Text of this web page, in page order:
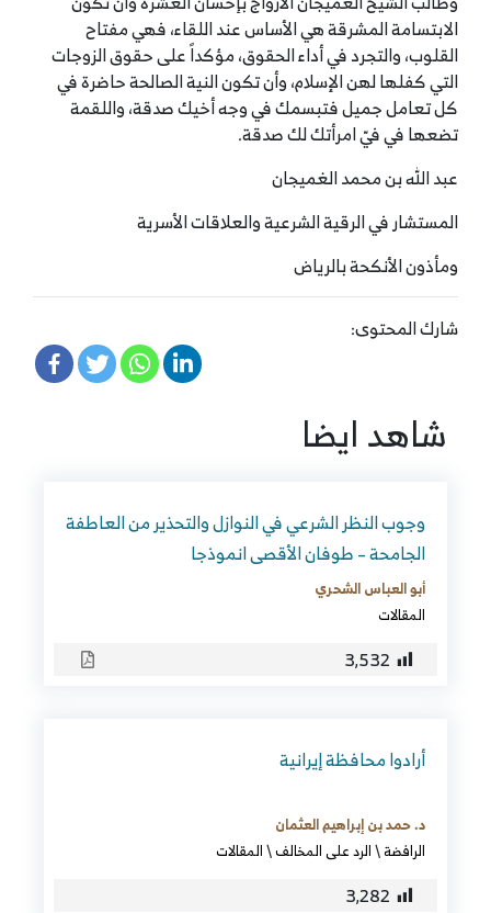
الابتسامة المشرقة هي الأساس عند اللقاء، فهي مفتاح
القلوب، والتجرد في أداء الحقوق، مؤكداً على حقوق الزوجات
التي كفلها لهن الإسلام، وأن تكون النية الصالحة حاضرة في
كل تعامل جميل فتبسمك في وجه أخيك صدقة، واللقمة
تضعها في فيّ امرأتك لك صدقة.
عبد الله بن محمد الغميجان
المستشار في الرقية الشرعية والعلاقات الأسرية
ومأذون الأنكحة بالرياض
شارك المحتوى:
شاهد ايضا
وجوب النظر الشرعي في النوازل والتحذير من العاطفة
الجامحة – طوفان الأقصى انموذجا
أبو العباس الشحري
المقالات
3٬532
أرادوا محافظة إيرانية
د. حمد بن إبراهيم العثمان
الرافضة\الرد على المخالف\المقالات
3٬282